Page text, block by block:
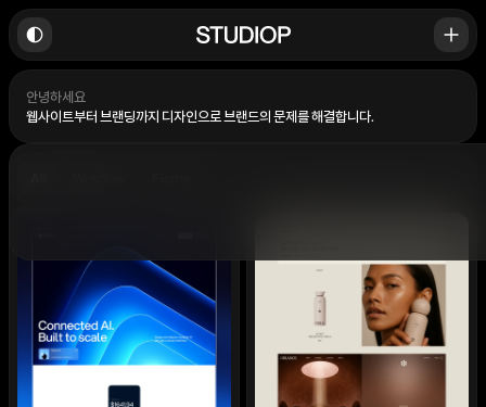
안녕하세요
웹사이트부터 브랜딩까지 디자인으로 브랜드의 문제를 해결합니다.